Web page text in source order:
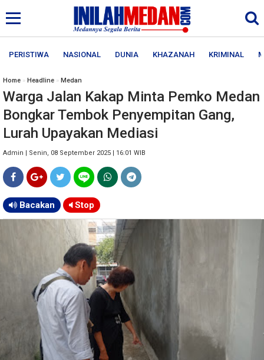
PERISTIWA NASIONAL DUNIA KHAZANAH KRIMINAL
Home » Headline » Medan
Warga Jalan Kakap Minta Pemko Medan
Bongkar Tembok Penyempitan Gang,
Lurah Upayakan Mediasi
Admin | Senin, 08 September 2025 | 16:01 WIB
Bacakan Stop